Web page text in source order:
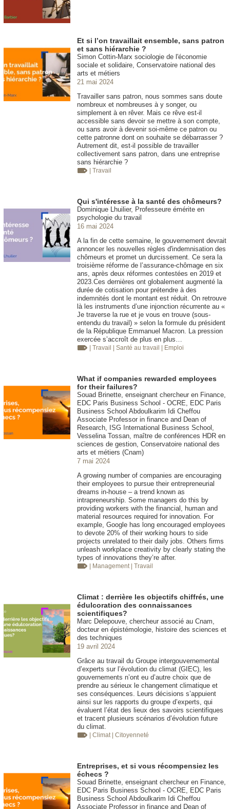
Et si l’on travaillait ensemble, sans patron
et sans hiérarchie ?
Simon Cottin-Marx sociologie de l'économie
sociale et solidaire, Conservatoire national des
arts et métiers
21 mai 2024
Travailler sans patron, nous sommes sans doute
nombreux et nombreuses à y songer, ou
simplement à en rêver. Mais ce rêve est-il
accessible sans devoir se mettre à son compte,
ou sans avoir à devenir soi-même ce patron ou
cette patronne dont on souhaite se débarrasser ?
Autrement dit, est-il possible de travailler
collectivement sans patron, dans une entreprise
sans hiérarchie ?
| Travail
Qui s'intéresse à la santé des chômeurs?
Dominique Lhuilier, Professeure émérite en
psychologie du travail
16 mai 2024
A la fin de cette semaine, le gouvernement devrait
annoncer les nouvelles règles d'indemnisation des
chômeurs et promet un durcissement. Ce sera la
troisième réforme de l’assurance-chômage en six
ans, après deux réformes contestées en 2019 et
2023.Ces dernières ont globalement augmenté la
durée de cotisation pour prétendre à des
indemnités dont le montant est réduit. On retrouve
là les instruments d’une injonction récurrente au «
Je traverse la rue et je vous en trouve (sous-
entendu du travail) » selon la formule du président
de la République Emmanuel Macron. La pression
exercée s’accroît de plus en plus…
| Travail | Santé au travail | Emploi
What if companies rewarded employees
for their failures?
Souad Brinette, enseignant chercheur en Finance,
EDC Paris Business School - OCRE, EDC Paris
Business School Abdoulkarim Idi Cheffou
Associate Professor in finance and Dean of
Research, ISG International Business School,
Vesselina Tossan, maître de conférences HDR en
sciences de gestion, Conservatoire national des
arts et métiers (Cnam)
7 mai 2024
A growing number of companies are encouraging
their employees to pursue their entrepreneurial
dreams in-house – a trend known as
intrapreneurship. Some managers do this by
providing workers with the financial, human and
material resources required for innovation. For
example, Google has long encouraged employees
to devote 20% of their working hours to side
projects unrelated to their daily jobs. Others firms
unleash workplace creativity by clearly stating the
types of innovations they’re after.
| Management | Travail
Climat : derrière les objectifs chiffrés, une
édulcoration des connaissances
scientifiques?
Marc Delepouve, chercheur associé au Cnam,
docteur en épistémologie, histoire des sciences et
des techniques
19 avril 2024
Grâce au travail du Groupe intergouvernemental
d’experts sur l’évolution du climat (GIEC), les
gouvernements n’ont eu d’autre choix que de
prendre au sérieux le changement climatique et
ses conséquences. Leurs décisions s’appuient
ainsi sur les rapports du groupe d’experts, qui
évaluent l’état des lieux des savoirs scientifiques
et tracent plusieurs scénarios d’évolution future
du climat.
| Climat | Citoyenneté
Entreprises, et si vous récompensiez les
échecs ?
Souad Brinette, enseignant chercheur en Finance,
EDC Paris Business School - OCRE, EDC Paris
Business School Abdoulkarim Idi Cheffou
Associate Professor in finance and Dean of